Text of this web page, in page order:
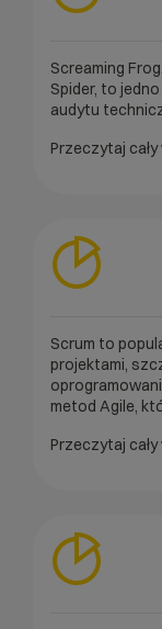
Screaming
Spider, to
audytu
Przeczytaj
Scrum to
projektami,
metod Agile,
Przeczytaj